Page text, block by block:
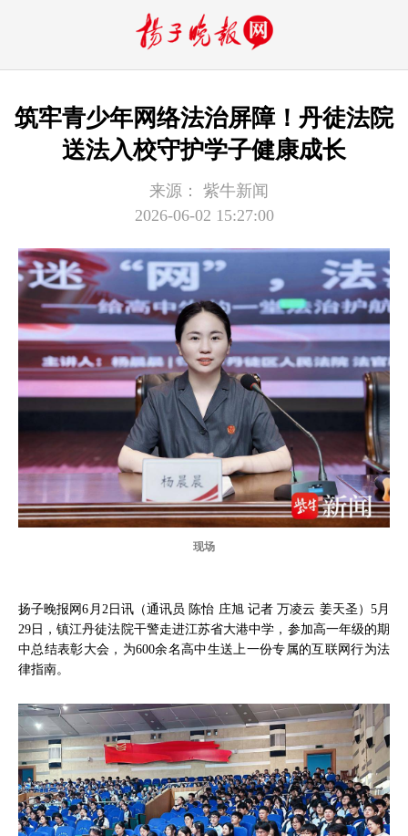
筑牢青少年网络法治屏障！丹徒法院
送法入校守护学子健康成长
来源：
紫牛新闻
2026-06-02 15:27:00
现场
扬子晚报网6月2日讯（通讯员 陈怡 庄旭 记者 万凌云 姜天圣）5月
29日，镇江丹徒法院干警走进江苏省大港中学，参加高一年级的期
中总结表彰大会，为600余名高中生送上一份专属的互联网行为法
律指南。